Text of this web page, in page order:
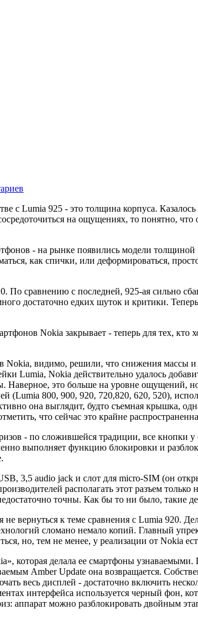
с Lumia 925 - это толщина корпуса.
на ощущениях, то понятно,
- на рынке появились модели
как спички, или деформироваться,
По сравнению с последней, 925-ая сильно
достаточно едких шуток и критики.
Nokia закрывает - теперь для тех, кто
Nokia, видимо, решили, что снижения
Lumia, Nokia действительно удалось
Наверное, это больше на уровне ощущений,
(Lumia 800, 900, 920, 720,820, 620, 520),
она выглядит, будто съемная крышка,
что сейчас это крайне
- по сложившейся традиции, все кнопки
выполняет функцию блокировки и
3,5 audio jack и слот для micro-SIM (он
располагать этот разъем
точны. Как бы то ни было, такие
вернуться к теме сравнения с Lumia 920.
сломано немало копий. Главный
но, тем не менее, у реализации от Nokia
которая делала ее смартфоны
Amber Update она возвращается.
весь дисплей - достаточно включить
интерфейса используется черный фон,
аппарат можно разблокировать двойным